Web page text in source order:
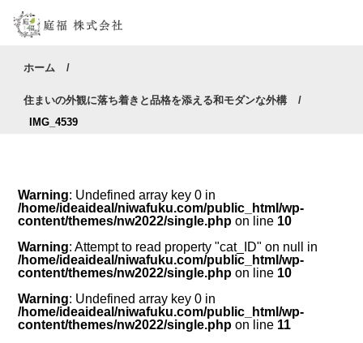
ホーム
住まいの外観に落ち着きと品格を添える和モダンな外構
IMG_4539
Warning: Undefined array key 0 in
/home/ideaideal/niwafuku.com/public_html/wp-
content/themes/nw2022/single.php on line 10
Warning: Attempt to read property "cat_ID" on null in
/home/ideaideal/niwafuku.com/public_html/wp-
content/themes/nw2022/single.php on line 10
Warning: Undefined array key 0 in
/home/ideaideal/niwafuku.com/public_html/wp-
content/themes/nw2022/single.php on line 11